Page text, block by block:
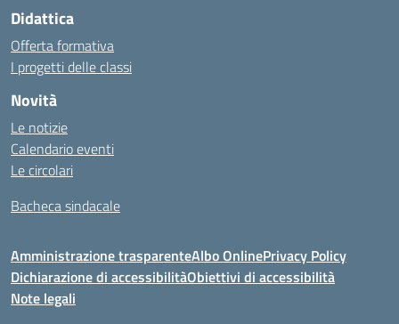
Didattica
Offerta formativa
I progetti delle classi
Novità
Le notizie
Calendario eventi
Le circolari
Bacheca sindacale
Amministrazione trasparenteAlbo OnlinePrivacy Policy
Dichiarazione di accessibilitàObiettivi di accessibilità
Note legali